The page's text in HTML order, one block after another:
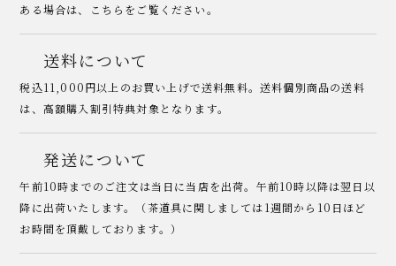
ある場合は、こちらをご覧ください。
送料について
税込11,000円以上のお買い上げで送料無料。送料個別商品の送料
は、高額購入割引特典対象となります。
発送について
午前10時までのご注文は当日に当店を出荷。午前10時以降は翌日以
降に出荷いたします。（茶道具に関しましては1週間から10日ほど
お時間を頂戴しております。）